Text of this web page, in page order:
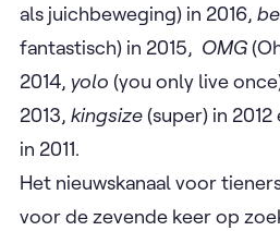
als juichbeweging) in 2016,
fantastisch) in 2015, ​ OMG
2014, yolo (you only live
2013, kingsize(super) in 2012
in 2011.
Het nieuwskanaal voor
voor de zevende keer op